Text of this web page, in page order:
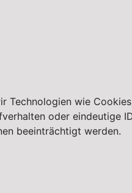
Technologien wie
oder eindeutige
beeinträchtigt werden.